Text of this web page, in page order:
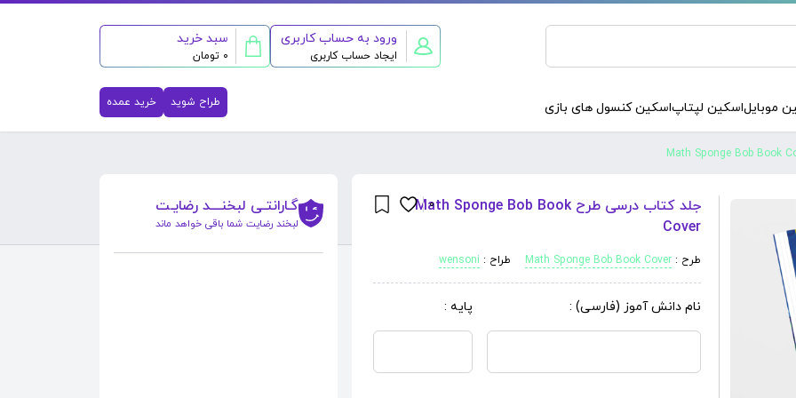
ورود به حساب کاربری
ایجاد حساب کاربری
سبد خرید
0 تومان
موبایلاسکین لپتاپاسکین کنسول های بازی طراح شوید خرید عمده
0
جلد کتاب درسی طرح Math Sponge Bob Book
Cover
طرح : Math Sponge Bob Book Cover طراح : wensoni
نام دانش آموز (فارسی) : پایه :
گـارانتـی لبخنــــد رضایـت
لبخند رضایت شما باقی خواهد ماند